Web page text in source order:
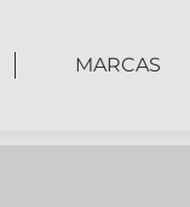
MARCAS